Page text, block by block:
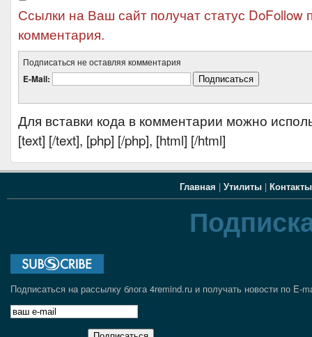
Ссылки на Ваш сайт получат статус DoFollow
комментария.
Подписаться не оставляя комментария
E-Mail:
Для вставки кода в комментарии можно
[text] [/text], [php] [/php], [html] [/html]
Главная | Утилиты | Контакты
Подписаться на рассылку блога 4remind.ru и получать новости по E-